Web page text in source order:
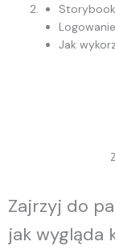
Jak
Zajrzyj do
jak wygląda